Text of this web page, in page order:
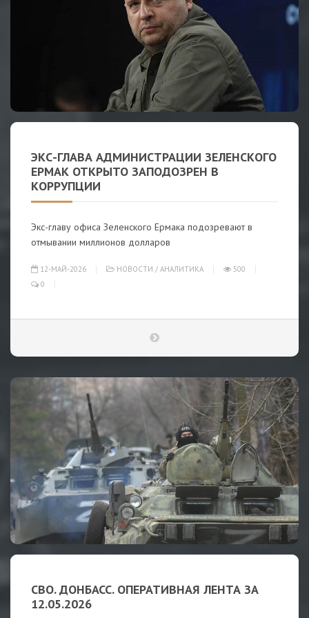
ЭКС-ГЛАВА АДМИНИСТРАЦИИ ЗЕЛЕНСКОГО
ЕРМАК ОТКРЫТО ЗАПОДОЗРЕН В
КОРРУПЦИИ
Экс-главу офиса Зеленского Ермака подозревают в
отмывании миллионов долларов
12-МАЙ-2026 НОВОСТИ / АНАЛИТИКА
500
0
СВО. ДОНБАСС. ОПЕРАТИВНАЯ ЛЕНТА ЗА
12.05.2026